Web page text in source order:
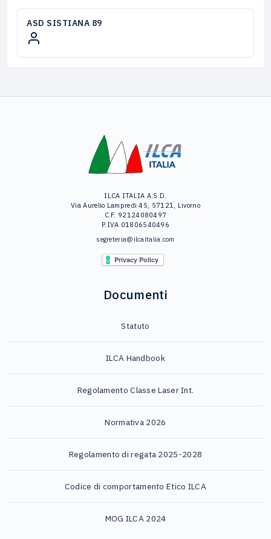
ASD SISTIANA 89
ILCA ITALIA A.S.D.
Via Aurelio Lampredi 45, 57121, Livorno
C.F. 92124080497
P.IVA 01806540496
segreteria@ilcaitalia.com
Documenti
Statuto
ILCA Handbook
Regolamento Classe Laser Int.
Normativa 2026
Regolamento di regata 2025-2028
Codice di comportamento Etico ILCA
MOG ILCA 2024